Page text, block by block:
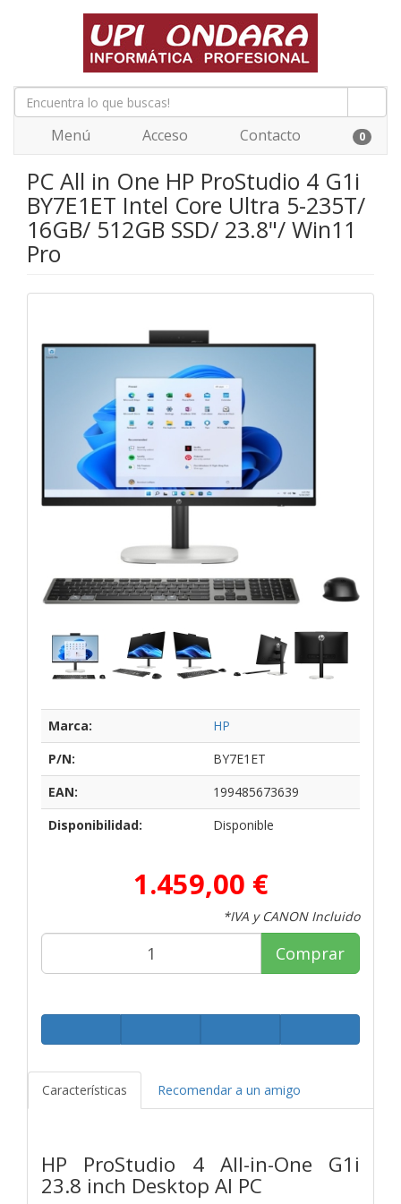
Menú Acceso Contacto 0
PC All in One HP ProStudio 4 G1i
BY7E1ET Intel Core Ultra 5-235T/
16GB/ 512GB SSD/ 23.8"/ Win11
Pro
Marca:
HP
P/N:
BY7E1ET
EAN:
199485673639
Disponibilidad:
Disponible
1.459,00 €
*IVA y CANON Incluido
Comprar
Características Recomendar a un amigo
HP ProStudio 4 All-in-One G1i
23.8 inch Desktop AI PC